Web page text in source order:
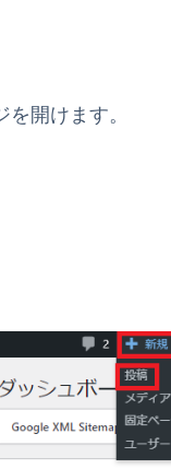
開けます。